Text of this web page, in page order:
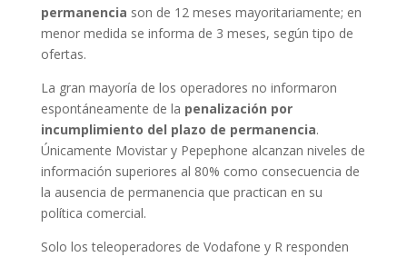
permanencia son de 12 meses mayoritariamente; en
menor medida se informa de 3 meses, según tipo de
ofertas.
La gran mayoría de los operadores no informaron
espontáneamente de la penalización por
incumplimiento del plazo de permanencia.
Únicamente Movistar y Pepephone alcanzan niveles de
información superiores al 80% como consecuencia de
la ausencia de permanencia que practican en su
política comercial.
Solo los teleoperadores de Vodafone y R responden